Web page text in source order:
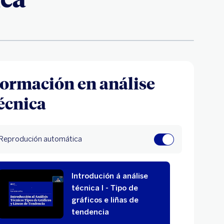
en análise
automática
Introdución á análise
técnica I - Tipo de
gráficos e liñas de
tendencia